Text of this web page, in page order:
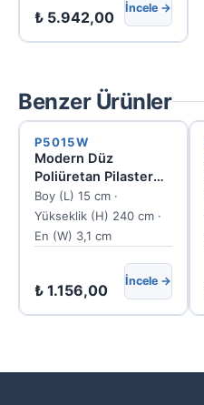
₺ 5.942,00 İncele →
Benzer Ürünler
P5015W
Modern Düz
Poliüretan Pilaster
Duvar Sütunu Profili
P5015W
Boy (L) 15 cm ·
Yükseklik (H) 240 cm ·
En (W) 3,1 cm
₺ 1.156,00 İncele →